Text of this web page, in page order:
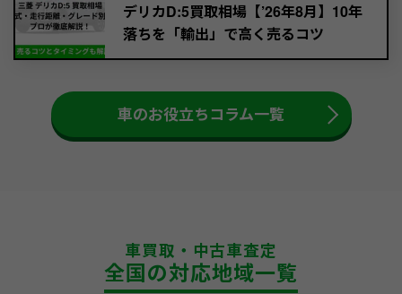
デリカD:5買取相場【’26年8月】10年
落ちを「輸出」で高く売るコツ
車のお役立ちコラム一覧
車買取・中古車査定
全国の対応地域一覧